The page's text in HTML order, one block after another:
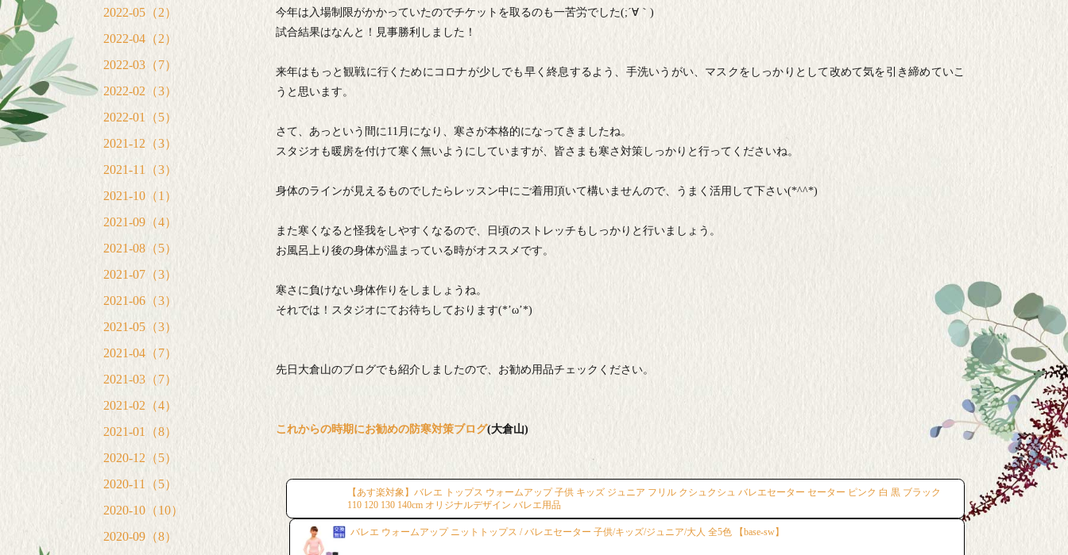
今年は入場制限がかかっていたのでチケットを取るのも一苦労でした(;´∀｀ )
試合結果はなんと！見事勝利しました！
来年はもっと観戦に行くためにコロナが少しでも早く終息するよう、手洗いうがい、マスクをしっかりとして改めて気を引き締めていこ
うと思います。
さて、あっという間に11 月になり、寒さが本格的になってきましたね。
スタジオも暖房を付けて寒く無いようにしていますが、皆さまも寒さ対策しっかりと行ってくださいね。
身体のラインが見えるものでしたらレッスン中にご着用頂いて構いませんので、うまく活用して下さい(*^^*)
また寒くなると怪我をしやすくなるので、日頃のストレッチもしっかりと行いましょう。
お風呂上り後の身体が温まっている時がオススメです。
寒さに負けない身体作りをしましょうね。
それでは！スタジオにてお待ちしております(*’ω’*)
先日大倉山のブログでも紹介しましたので、お勧め用品チェックください。
これからの時期にお勧めの防寒対策ブログ(大倉山)
【あす楽対象】バレエ トップス ウォームアップ 子供 キッズ ジュニア フリル クシュクシュ バレエセーター セーター ピンク 白 黒 ブラック
110 120 130 140cm オリジナルデザイン バレエ用品
バレエ ウォームアップ ニットトップス / バレエセーター 子供/キッズ/ジュニア/大人 全5色 【base-sw】
2022-05（2）
2022-04（2）
2022-03（7）
2022-02（3）
2022-01（5）
2021-12（3）
2021-11（3）
2021-10（1）
2021-09（4）
2021-08（5）
2021-07（3）
2021-06（3）
2021-05（3）
2021-04（7）
2021-03（7）
2021-02（4）
2021-01（8）
2020-12（5）
2020-11（5）
2020-10（10）
2020-09（8）